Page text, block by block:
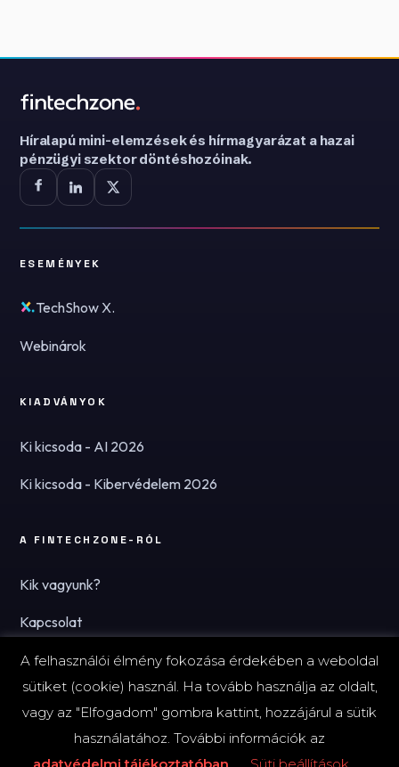
Híralapú mini-elemzések és hírmagyarázat a hazai
pénzügyi szektor döntéshozóinak.
ESEMÉNYEK
TechShow X.
Webinárok
KIADVÁNYOK
Ki kicsoda - AI 2026
Ki kicsoda - Kibervédelem 2026
A FINTECHZONE-RÓL
Kik vagyunk?
Kapcsolat
Hírlevél
© 2026 FinTechZone.hu - A FinTech Group Kft.
A felhasználói élmény fokozása érdekében a weboldal
sütiket (cookie) használ. Ha tovább használja az oldalt,
vagy az "Elfogadom" gombra kattint, hozzájárul a sütik
használatához. További információk az